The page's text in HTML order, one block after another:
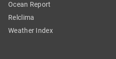
Ocean Report
Relclima
Weather Index